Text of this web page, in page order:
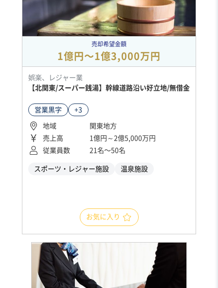
売却希望金額
1億円〜1億3,000万円
娯楽、レジャー業
【北関東/スーパー銭湯】幹線道路沿い好立地/無借金
営業黒字 +3
地域
関東地方
売上高
1億円～2億5,000万円
従業員数
21名〜50名
スポーツ・レジャー施設 温泉施設
お気に入り